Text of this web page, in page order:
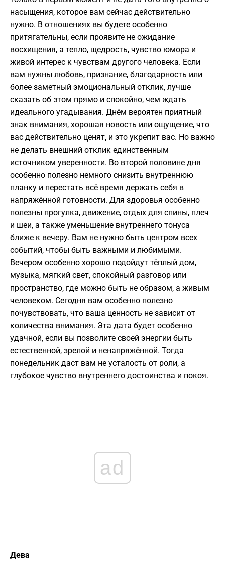
насыщения, которое вам сейчас действительно
нужно. В отношениях вы будете особенно
притягательны, если проявите не ожидание
восхищения, а тепло, щедрость, чувство юмора и
живой интерес к чувствам другого человека. Если
вам нужны любовь, признание, благодарность или
более заметный эмоциональный отклик, лучше
сказать об этом прямо и спокойно, чем ждать
идеального угадывания. Днём вероятен приятный
знак внимания, хорошая новость или ощущение, что
вас действительно ценят, и это укрепит вас. Но важно
не делать внешний отклик единственным
источником уверенности. Во второй половине дня
особенно полезно немного снизить внутреннюю
планку и перестать всё время держать себя в
напряжённой готовности. Для здоровья особенно
полезны прогулка, движение, отдых для спины, плеч
и шеи, а также уменьшение внутреннего тонуса
ближе к вечеру. Вам не нужно быть центром всех
событий, чтобы быть важными и любимыми.
Вечером особенно хорошо подойдут тёплый дом,
музыка, мягкий свет, спокойный разговор или
пространство, где можно быть не образом, а живым
человеком. Сегодня вам особенно полезно
почувствовать, что ваша ценность не зависит от
количества внимания. Эта дата будет особенно
удачной, если вы позволите своей энергии быть
естественной, зрелой и ненапряжённой. Тогда
понедельник даст вам не усталость от роли, а
глубокое чувство внутреннего достоинства и покоя.
ad
Дева